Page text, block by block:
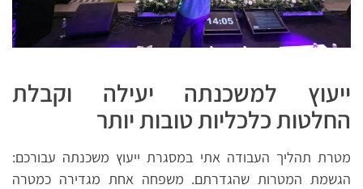
ייעוץ למשכנתה יעילה וקבלת
החלטות כלכליות טובות יותר
מטרת תהליך העבודה אתי במסגרת ייעוץ משכנתה עבורכם:
הגשמת המטרות שהגדרתם. משפחה אחת מגדירה כמטרה